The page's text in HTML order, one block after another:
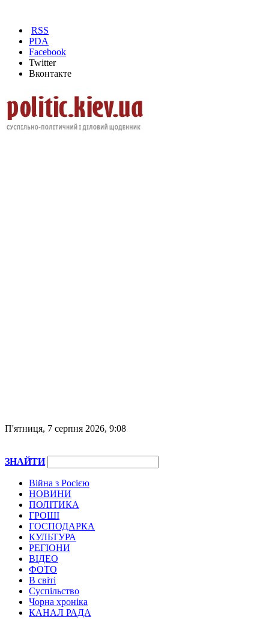
RSS
PDA
Facebook
Twitter
Вконтакте
П'ятниця, 7 серпня 2026, 9:08
ЗНАЙТИ
Війна з Росією
НОВИНИ
ПОЛІТИКА
ГРОШІ
ГОСПОДАРКА
КУЛЬТУРА
РЕГІОНИ
ВІДЕО
ФОТО
В світі
Суспільство
Чорна хроніка
КАНАЛ РАДА